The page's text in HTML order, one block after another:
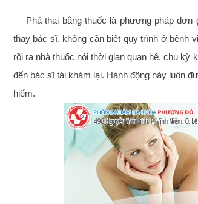
Phá thai bằng thuốc là phương pháp
thay bác sĩ, không cần biết quy trình ở bệnh
rồi ra nhà thuốc nói thời gian quan hệ, chu
đến bác sĩ tái khám lại. Hành động này luôn
hiểm.